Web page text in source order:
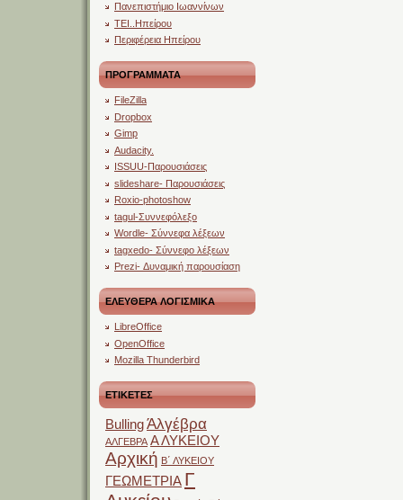
Πανεπιστήμιο Ιωαννίνων
ΤΕΙ..Ηπείρου
Περιφέρεια Ηπείρου
ΠΡΟΓΡΑΜΜΑΤΑ
FileZilla
Dropbox
Gimp
Audacity.
ISSUU-Παρουσιάσεις
slideshare- Παρουσιάσεις
Roxio-photoshow
tagul-Συννεφόλεξο
Wordle- Σύννεφα λέξεων
tagxedo- Σύννεφο λέξεων
Prezi- Δυναμική παρουσίαση
ΕΛΕΥΘΕΡΑ ΛΟΓΙΣΜΙΚΑ
LibreOffice
OpenOffice
Mozilla Thunderbird
ΕΤΙΚΕΤΕΣ
BullingΆλγέβρα
ΑΛΓΕΒΡΑ Α ΛΥΚΕΙΟΥ
Αρχική Β΄ ΛΥΚΕΙΟΥ
ΓΕΩΜΕΤΡΙΑ Γ